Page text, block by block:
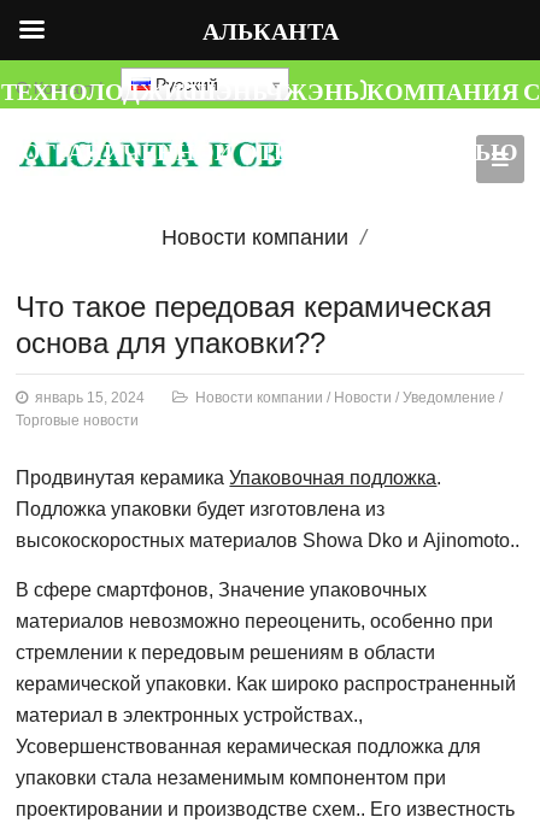
О Контакт| Русский
Новости компании
Уведомление
Торговые новости
Что такое передовая керамическая
основа для упаковки??
январь 15, 2024 Новости компании / Новости /Уведомление /
Торговые новости
Продвинутая керамикаУпаковочная подложка.
Подложка упаковки будет изготовлена ​​из
высокоскоростных материалов Showa Dko и Ajinomoto..
В сфере смартфонов, Значение упаковочных
материалов невозможно переоценить, особенно при
стремлении к передовым решениям в области
керамической упаковки. Как широко распространенный
материал в электронных устройствах.,
Усовершенствованная керамическая подложка для
упаковки стала незаменимым компонентом при
проектировании и производстве схем.. Его известность
АЛЬКАНТА
ТЕХНОЛОДЖИ(ШЭНЬЧЖЭНЬ)КОМПАНИЯ С
ОГРАНИЧЕННОЙ ОТВЕТСТВЕННОСТЬЮ